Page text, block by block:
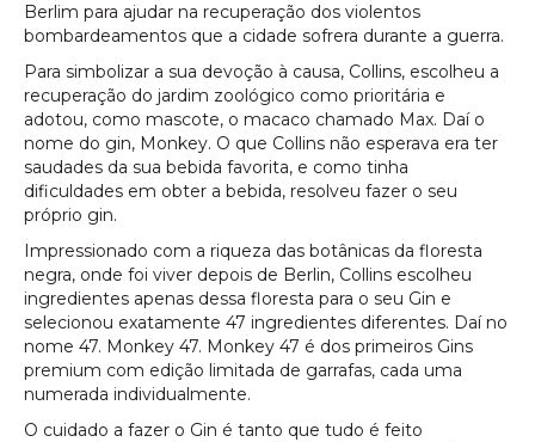
Berlim para ajudar na recuperação dos violentos
bombardeamentos que a cidade sofrera durante a guerra.
Para simbolizar a sua devoção à causa, Collins, escolheu a
recuperação do jardim zoológico como prioritária e
adotou, como mascote, o macaco chamado Max. Daí o
nome do gin, Monkey. O que Collins não esperava era ter
saudades da sua bebida favorita, e como tinha
dificuldades em obter a bebida, resolveu fazer o seu
próprio gin.
Impressionado com a riqueza das botânicas da floresta
negra, onde foi viver depois de Berlin, Collins escolheu
ingredientes apenas dessa floresta para o seu Gin e
selecionou exatamente 47 ingredientes diferentes. Daí no
nome 47. Monkey 47. Monkey 47 é dos primeiros Gins
premium com edição limitada de garrafas, cada uma
numerada individualmente.
O cuidado a fazer o Gin é tanto que tudo é feito